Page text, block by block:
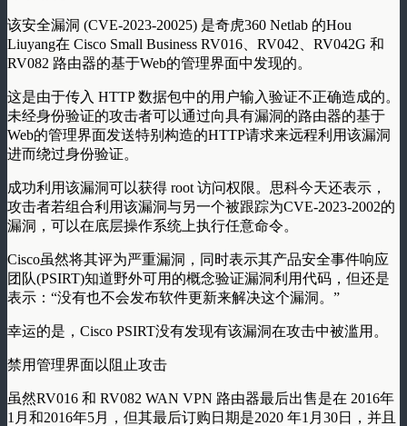
该安全漏洞 (CVE-2023-20025) 是奇虎360 Netlab 的Hou
Liuyang在 Cisco Small Business RV016、RV042、RV042G 和
RV082 路由器的基于Web的管理界面中发现的。
这是由于传入 HTTP 数据包中的用户输入验证不正确造成的。
未经身份验证的攻击者可以通过向具有漏洞的路由器的基于
Web的管理界面发送特别构造的HTTP请求来远程利用该漏洞
进而绕过身份验证。
成功利用该漏洞可以获得 root 访问权限。思科今天还表示，
攻击者若组合利用该漏洞与另一个被跟踪为CVE-2023-2002的
漏洞，可以在底层操作系统上执行任意命令。
Cisco虽然将其评为严重漏洞，同时表示其产品安全事件响应
团队(PSIRT)知道野外可用的概念验证漏洞利用代码，但还是
表示：“没有也不会发布软件更新来解决这个漏洞。”
幸运的是，Cisco PSIRT没有发现有该漏洞在攻击中被滥用。
禁用管理界面以阻止攻击
虽然RV016 和 RV082 WAN VPN 路由器最后出售是在 2016年
1月和2016年5月，但其最后订购日期是2020 年1月30日，并且